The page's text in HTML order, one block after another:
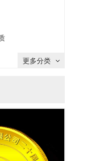
更多分类